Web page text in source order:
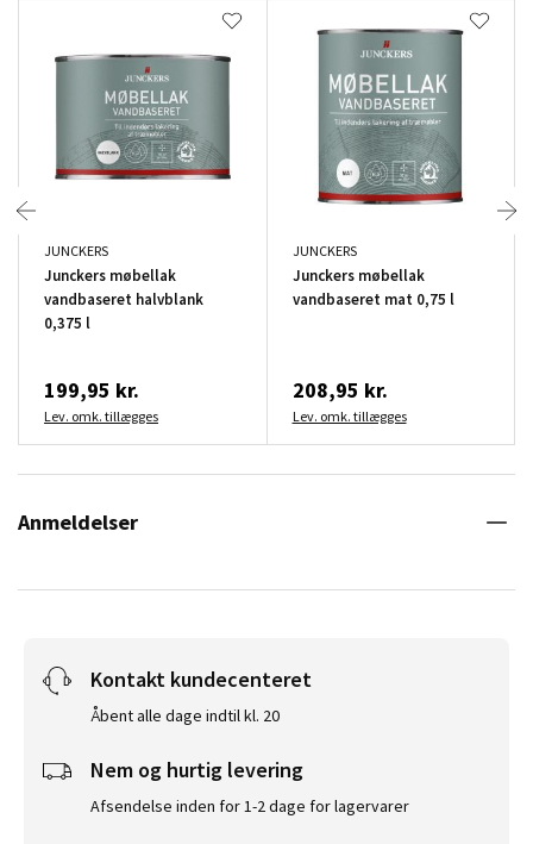
JUNCKERS
Junckers møbellak
vandbaseret halvblank
0,375 l
199,95 kr.
Lev. omk. tillægges
JUNCKERS
Junckers møbellak
vandbaseret mat 0,75 l
208,95 kr.
Lev. omk. tillægges
Anmeldelser
Kontakt kundecenteret
Åbent alle dage indtil kl. 20
Nem og hurtig levering
Afsendelse inden for 1-2 dage for lagervarer